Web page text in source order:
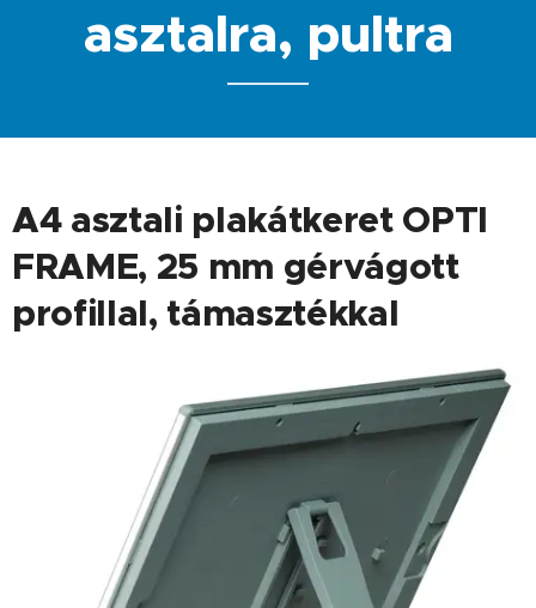
asztalra, pultra
A4 asztali plakátkeret OPTI
FRAME, 25 mm gérvágott
profillal, támasztékkal